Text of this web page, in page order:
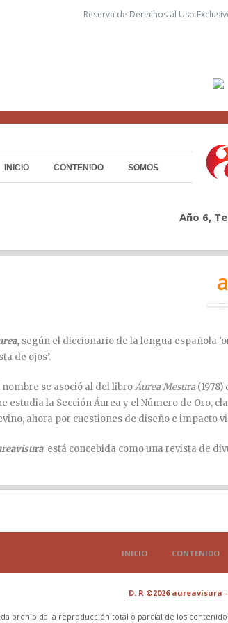
Reserva de Derechos al Uso
INICIO CONTENIDO SOMOS
Año 6,
, según el diccionario de la lengua española
de ojos’.
nombre se asoció al del libroÁurea Mesura(1978)
estudia la Sección Áurea y el Número de Oro,
ahora por cuestiones de diseño e impacto
está concebida como una revista de
INICIO CONTENIDO
D. R ©2026
prohibida la reproducción total o parcial de los